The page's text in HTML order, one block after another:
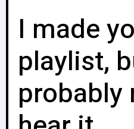
I made
playlist,
probably